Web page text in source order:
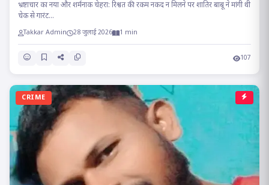
भ्रष्टाचार का नया और शर्मनाक चेहरा: रिश्वत की रकम नकद न मिलने पर शातिर बाबू ने मांगी थी
चेक से गारंट...
Takkar Admin 28 जुलाई 2026 1 min
107
CRIME